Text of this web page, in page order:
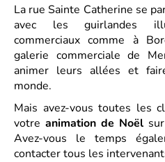
La rue Sainte Catherine se
avec les guirlandes
commerciaux comme à
galerie commerciale de
animer leurs allées et
monde.
Mais avez-vous toutes les
votre animation de Noëlsur
Avez-vous le temps
contacter tous les